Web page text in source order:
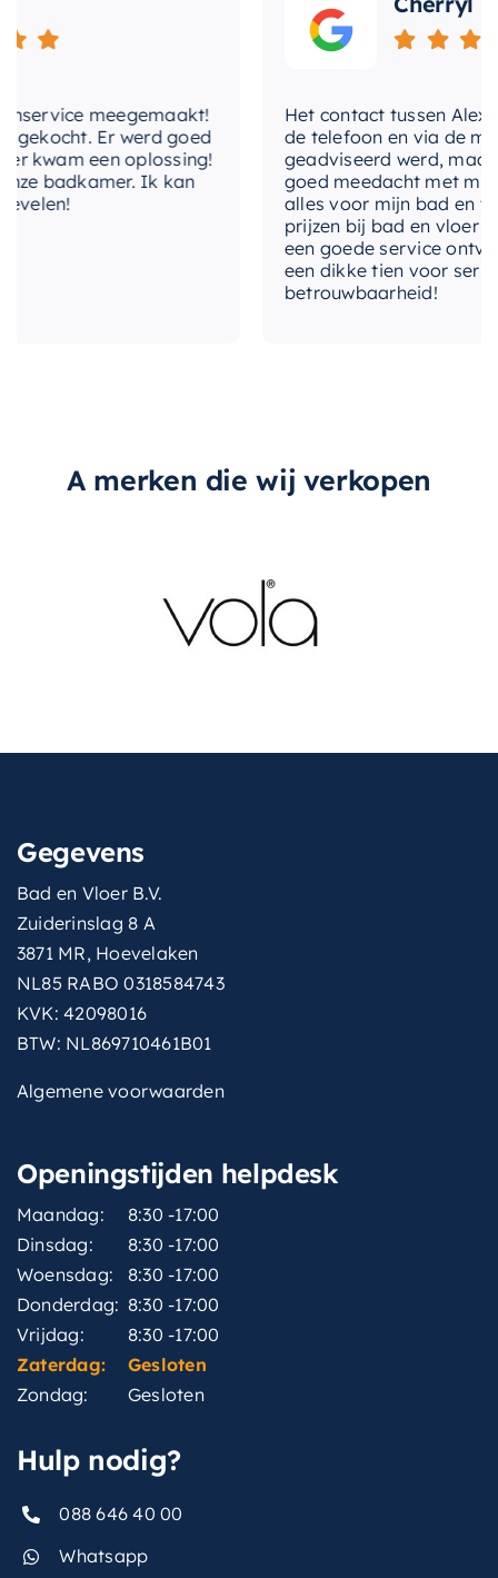
Of u nu uw badkamer renoveert of een nieuwe
uitstekende keuze die functionaliteit en stijl
combineert. Maak van uw badkamer een plek
waar u kunt ontspannen en verjongen met dit
prachtige en praktische product.
meegemaakt!
Er werd goed
een oplossing!
badkamer. Ik kan
Het contact tussen Alex
de telefoon en via de
geadviseerd werd, maar
goed meedacht met mij.
alles voor mijn bad en
prijzen bij bad en vloer
een goede service
een dikke tien voor
betrouwbaarheid!
A merken die wij verkopen
Gegevens
Bad en Vloer B.V.
Zuiderinslag 8 A
3871 MR, Hoevelaken
NL85 RABO 0318584743
KVK: 42098016
BTW: NL869710461B01
Algemene voorwaarden
Openingstijden helpdesk
Maandag:
8:30 -17:00
Dinsdag:
8:30 -17:00
Woensdag:
8:30 -17:00
Donderdag: 8:30 -17:00
Vrijdag:
8:30 -17:00
Zaterdag:
Gesloten
Zondag:
Gesloten
Hulp nodig?
088 646 40 00
Whatsapp